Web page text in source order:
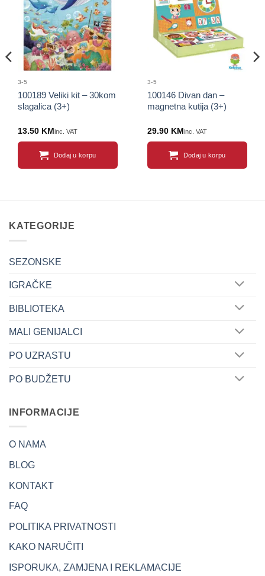
Sačuvaj
proizvod
3-5
100189 Veliki kit – 30kom
slagalica (3+)
13.50 KM inc. VAT
Dodaj u korpu
Sačuvaj
proizvod
3-5
100146 Divan dan –
magnetna kutija (3+)
29.90 KM inc. VAT
Dodaj u korpu
KATEGORIJE
SEZONSKE
IGRAČKE
BIBLIOTEKA
MALI GENIJALCI
PO UZRASTU
PO BUDŽETU
INFORMACIJE
O NAMA
BLOG
KONTAKT
FAQ
POLITIKA PRIVATNOSTI
KAKO NARUČITI
ISPORUKA, ZAMJENA I REKLAMACIJE